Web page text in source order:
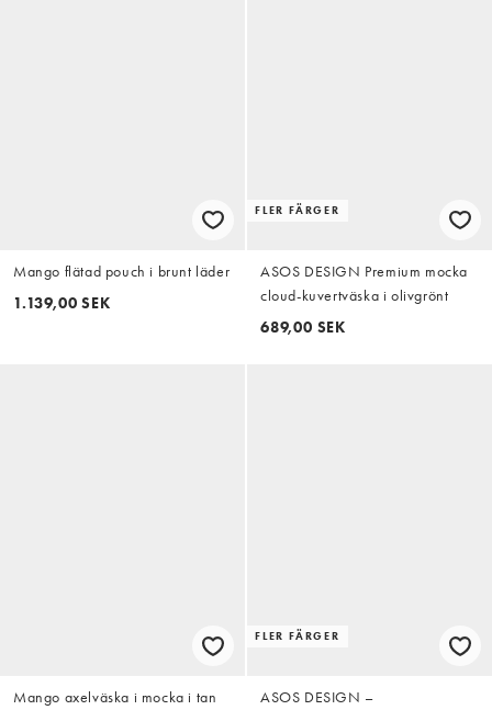
Mango flätad pouch i brunt läder
1.139,00 SEK
FLER FÄRGER
ASOS DESIGN Premium mocka
cloud-kuvertväska i olivgrönt
689,00 SEK
Mango axelväska i mocka i tan
FLER FÄRGER
ASOS DESIGN –